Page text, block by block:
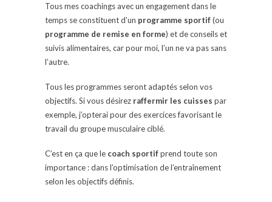
Tous mes coachings avec un engagement dans le
temps se constituent d’un programme sportif(ou
programme de remise en forme) et de conseils et
suivis alimentaires, car pour moi, l’un ne va pas sans
l’autre.
Tous les programmes seront adaptés selon vos
objectifs. Si vous désirez raffermir les cuisses par
exemple, j’opterai pour des exercices favorisant le
travail du groupe musculaire ciblé.
C’est en ça que le coach sportifprend toute son
importance : dans l’optimisation de l’entraînement
selon les objectifs définis.